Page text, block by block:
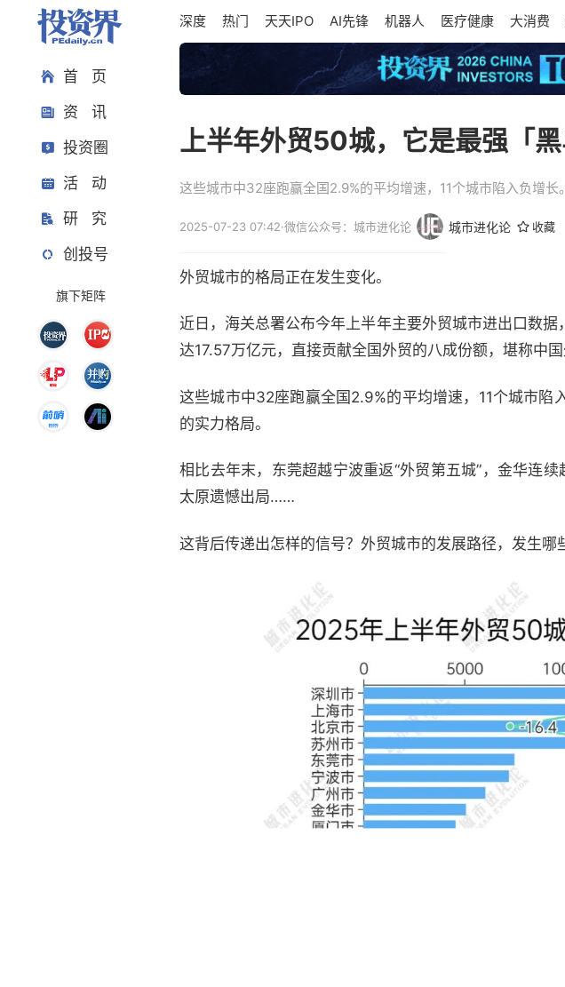
首 页
资 讯
投资圈
活 动
研 究
创投号
旗下矩阵
深度 热门 天天IPO AI先锋 机器人 医疗健康 大消费
上半年外贸50城，它是最强「黑
这些城市中32座跑赢全国2.9%的平均增速，11个城市陷入负增
2025-07-23 07:42·微信公众号：城市进化论 城市进化论 收藏
外贸城市的格局正在发生变化。
近日，海关总署公布今年上半年主要外贸城市进出口数
达17.57万亿元，直接贡献全国外贸的八成份额，堪称中国
这些城市中32座跑赢全国2.9%的平均增速，11个城市
的实力格局。
相比去年末，东莞超越宁波重返“外贸第五城”，金华连
太原遗憾出局……
这背后传递出怎样的信号？外贸城市的发展路径，发生哪